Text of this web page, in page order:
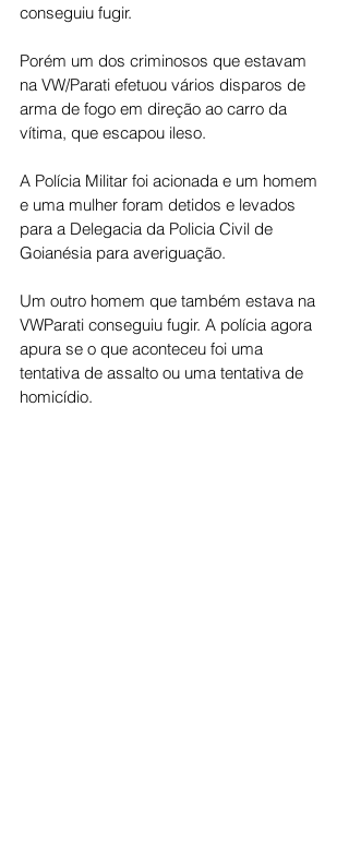
conseguiu fugir.
Porém um dos criminosos que estavam
na VW/Parati efetuou vários disparos de
arma de fogo em direção ao carro da
vítima, que escapou ileso.
A Polícia Militar foi acionada e um homem
e uma mulher foram detidos e levados
para a Delegacia da Policia Civil de
Goianésia para averiguação.
Um outro homem que também estava na
VWParati conseguiu fugir. A polícia agora
apura se o que aconteceu foi uma
tentativa de assalto ou uma tentativa de
homicídio.